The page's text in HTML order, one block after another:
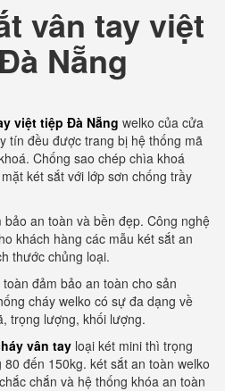
vân tay việt
Nẵng
việt tiệp Đà Nẵng welko của cửa
tín đều được trang bị hệ thống mã
Chống sao chép chìa khoá
két sắt với lớp sơn chống trầy
an toàn và bền đẹp. Công nghệ
khách hàng các mẫu két sắt an
thước chủng loại.
đảm bảo an toàn cho sản
cháy welko có sự đa dạng về
trọng lượng, khối lượng.
vân tay loại két mini thì trọng
đến 150kg. két sắt an toàn welko
chắn và hệ thống khóa an toàn